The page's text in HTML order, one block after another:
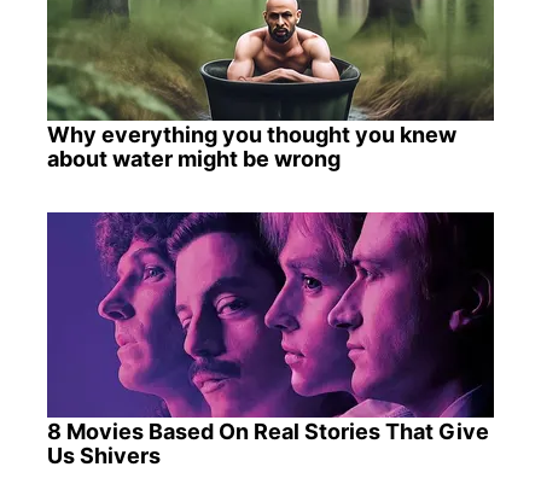
Why everything you thought you knew
about water might be wrong
8 Movies Based On Real Stories That Give
Us Shivers